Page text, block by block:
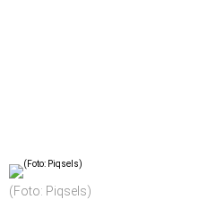
(Foto: Piqsels)